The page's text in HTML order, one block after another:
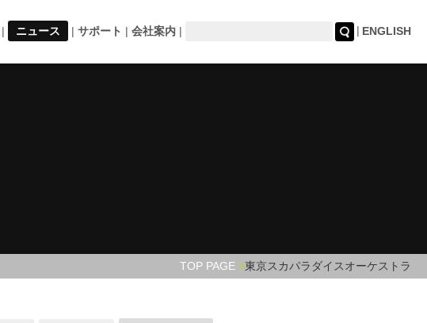
ニュース サポート 会社案内 ENGLISH
TOP PAGE 東京スカパラダイスオーケストラ